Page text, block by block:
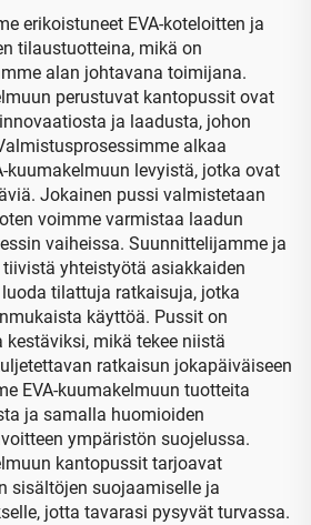
erikoistuneet EVA-koteloitten ja
tilaustuotteina, mikä on
alan johtavana toimijana.
perustuvat kantopussit ovat
ja laadusta, johon
alkaa
kuumakelmuun levyistä, jotka ovat
Jokainen pussi valmistetaan
voimme varmistaa laadun
vaiheissa. Suunnittelijamme ja
yhteistyötä asiakkaiden
tilattuja ratkaisuja, jotka
käyttöä. Pussit on
mikä tekee niistä
ratkaisun jokapäiväiseen
EVA-kuumakelmuun tuotteita
ja samalla huomioiden
ympäristön suojelussa.
kantopussit tarjoavat
sisältöjen suojaamiselle ja
jotta tavarasi pysyvät turvassa.